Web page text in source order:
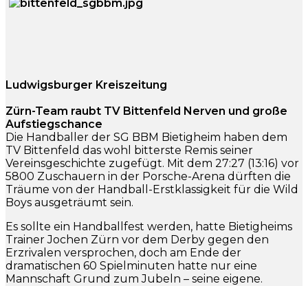
Ludwigsburger Kreiszeitung
Zürn-Team raubt TV Bittenfeld Nerven und große
Aufstiegschance
Die Handballer der SG BBM Bietigheim haben dem
TV Bittenfeld das wohl bitterste Remis seiner
Vereinsgeschichte zugefügt. Mit dem 27:27 (13:16) vor
5800 Zuschauern in der Porsche-Arena dürften die
Träume von der Handball-Erstklassigkeit für die Wild
Boys ausgeträumt sein.
Es sollte ein Handballfest werden, hatte Bietigheims
Trainer Jochen Zürn vor dem Derby gegen den
Erzrivalen versprochen, doch am Ende der
dramatischen 60 Spielminuten hatte nur eine
Mannschaft Grund zum Jubeln – seine eigene.